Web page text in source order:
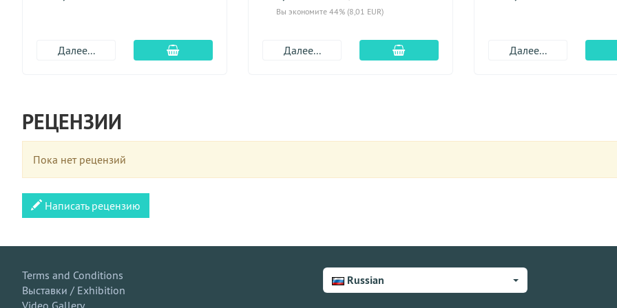
Далее... Добавить в корзину
Вы экономите 44% (8,01 EUR)
Далее... Добавить в корзину Далее...
РЕЦЕНЗИИ
Пока нет рецензий
Написать рецензию
Terms and Conditions
Выставки / Exhibition
Video Gallery
Russian